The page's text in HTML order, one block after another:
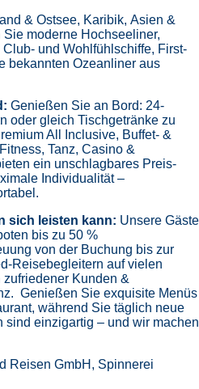
& Ostsee, Karibik, Asien &
Sie moderne Hochseeliner,
und Wohlfühlschiffe, First-
bekannten Ozeanliner aus
Genießen Sie an Bord: 24-
oder gleich Tischgetränke zu
All Inclusive, Buffet- &
Tanz, Casino &
ein unschlagbares Preis-
Individualität –
sich leisten kann: Unsere Gäste
bis zu 50 %
von der Buchung bis zur
Reisebegleitern auf vielen
zufriedener Kunden &
Genießen Sie exquisite Menüs
während Sie täglich neue
sind einzigartig – und wir machen
Reisen GmbH, Spinnerei